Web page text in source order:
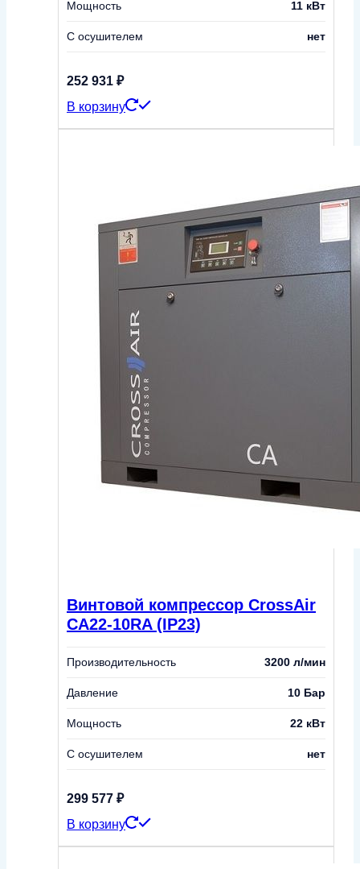
Мощность 11 кВт
С осушителем нет
252 931 ₽
В корзину
Винтовой компрессор CrossAir
CA22-10RA (IP23)
Производительность 3200 л/мин
Давление 10 Бар
Мощность 22 кВт
С осушителем нет
299 577 ₽
В корзину